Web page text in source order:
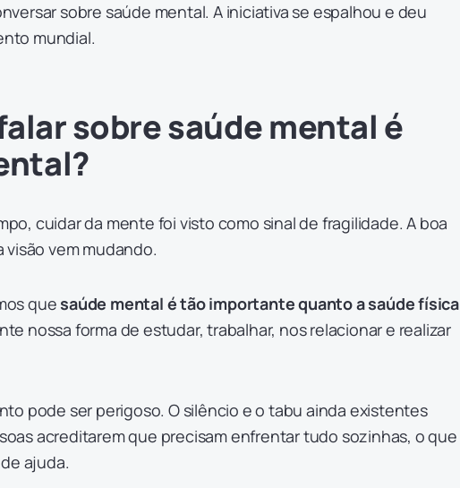
sobre saúde mental. A iniciativa se espalhou e deu
mundial.
sobre saúde mental é
cuidar da mente foi visto como sinal de fragilidade. A boa
vem mudando.
que saúde mental é tão importante quanto a saúde física
nossa forma de estudar, trabalhar, nos relacionar e realizar
pode ser perigoso. O silêncio e o tabu ainda existentes
acreditarem que precisam enfrentar tudo sozinhas, o que
ajuda.